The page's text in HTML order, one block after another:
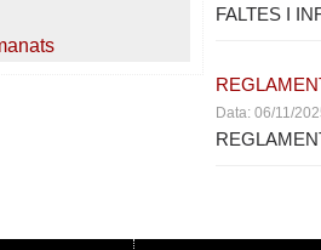
FALTES I
Data: 06/11/